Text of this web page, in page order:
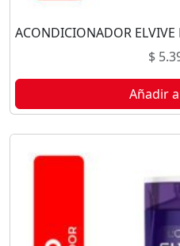
ACONDICIONADOR
$
Añadir